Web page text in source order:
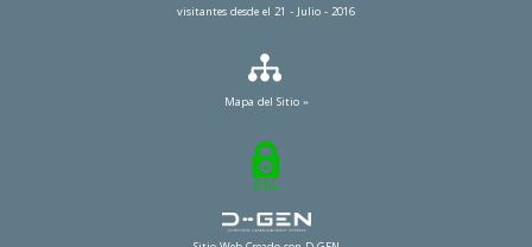
visitantes desde el 21 - Julio - 2016
Mapa del Sitio »